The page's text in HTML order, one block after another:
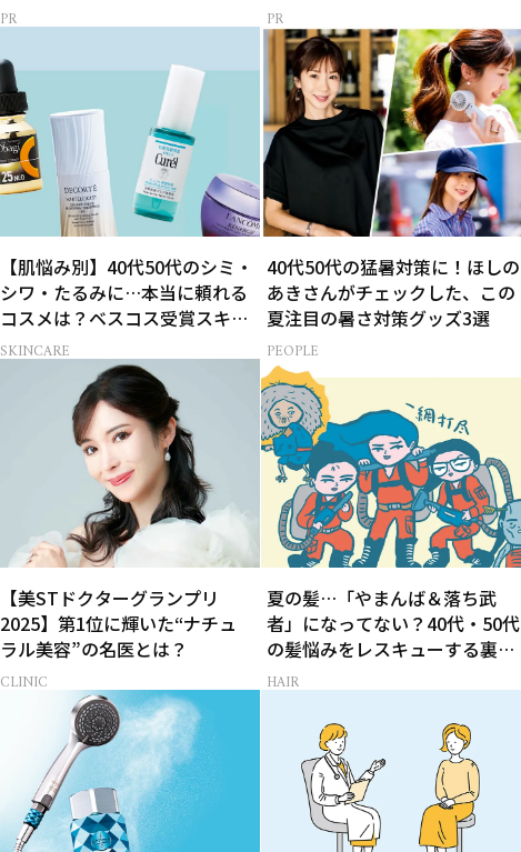
【肌悩み別】40代50代のシミ・
シワ・たるみに…本当に頼れる
コスメは？ベスコス受賞スキン
ケア21選
SKINCARE
40代50代の猛暑対策に！ほしの
あきさんがチェックした、この
夏注目の暑さ対策グッズ3選
PEOPLE
【美STドクターグランプリ
2025】第1位に輝いた“ナチュ
ラル美容”の名医とは？
CLINIC
夏の髪…「やまんば＆落ち武
者」になってない？40代・50代
の髪悩みをレスキューする裏ワ
ザ
HAIR